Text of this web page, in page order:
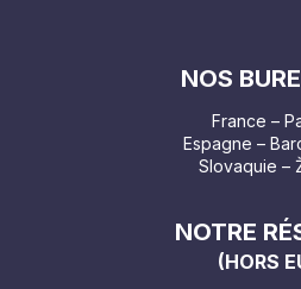
NOS
France –
Espagne –
Slovaquie –
NOTRE
(HORS